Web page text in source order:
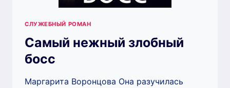
СЛУЖЕБНЫЙ РОМАН
Самый нежный злобный
босс
Маргарита Воронцова Она разучилась